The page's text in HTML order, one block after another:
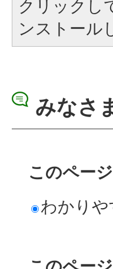
クリックし
ンストール
みなさ
このペー
わかりや